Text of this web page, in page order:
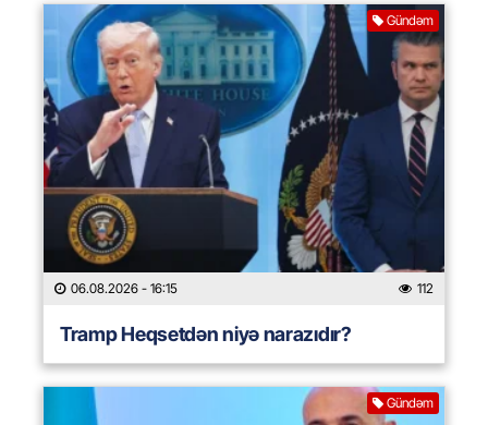
Gündəm
06.08.2026 - 16:15 112
Tramp Heqsetdən niyə narazıdır?
Gündəm